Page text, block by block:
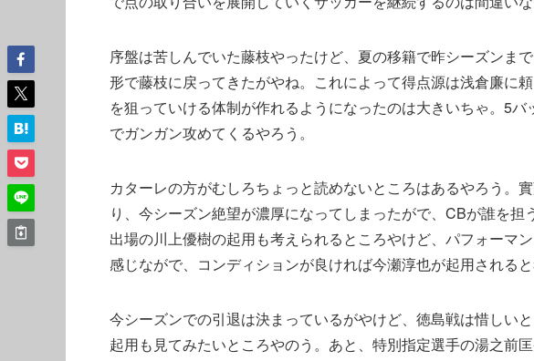
序盤は苦しんでいた藤枝やったけど、夏の移籍で昨シーズンま
形で藤枝に戻ってきたがやね。これによって得点源は浅倉廉に
を狙っていける体制が作れるようになったのは大きいちゃ。5
でガンガン攻めてくるやろう。
カターレの方がむしろちょっと読めないところはあるやろう。
り、今シーズン絶望が濃厚になってしまったがで、CBが誰を
出場の川上優樹の起用も考えられるところやけど、パフォーマ
感じながで、コンディションが良ければ今瀬淳也が起用される
今シーズンでの引退は決まっているがやけど、徳島戦は惜しい
起用も見てみたいところやのう。あと、特別指定選手の湯之前